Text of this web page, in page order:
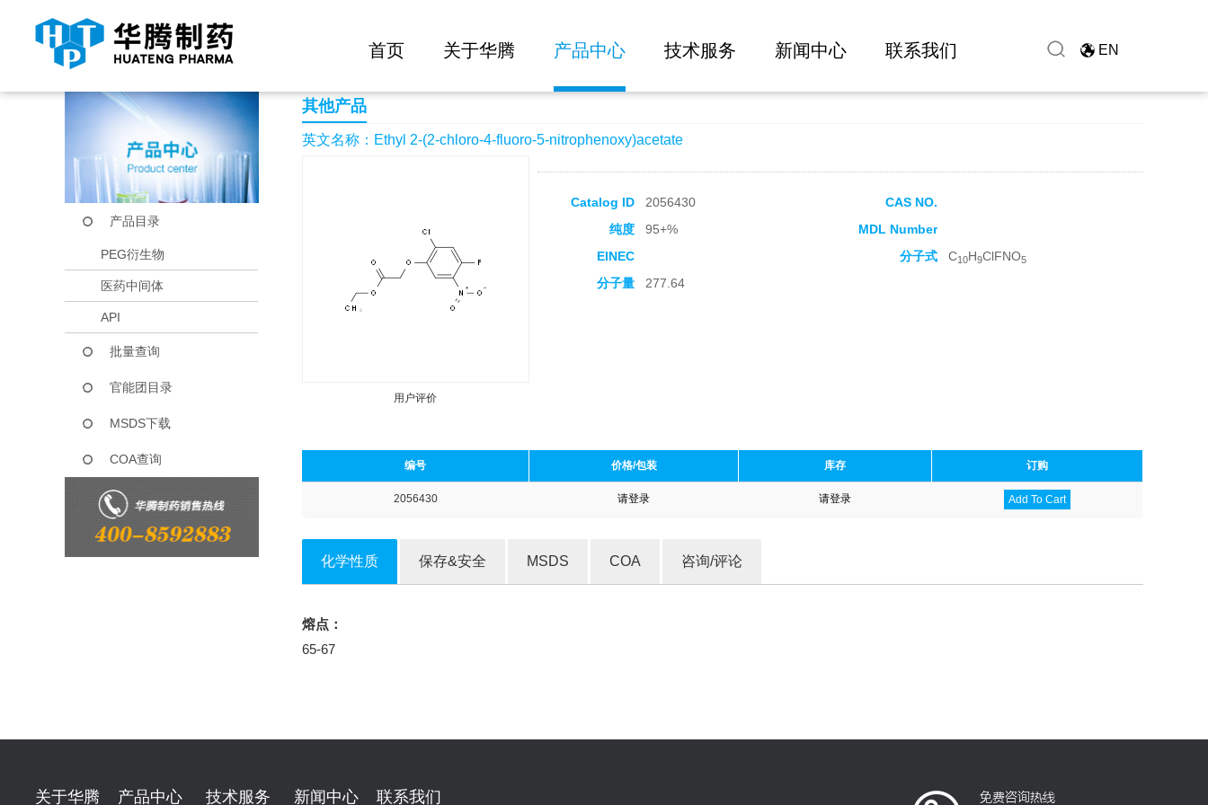
首页 关于华腾 产品中心 技术服务 新闻中心 联系我们 EN
当前位置： 首页 产品中心 Ethyl 2-(2-chloro-4-fluoro-5-nitrophenoxy)acetate
产品目录
PEG衍生物
医药中间体
API
批量查询
官能团目录
MSDS下载
COA查询
其他产品
英文名称：Ethyl 2-(2-chloro-4-fluoro-5-nitrophenoxy)acetate
用户评价
Catalog ID 2056430
CAS NO.
纯度
95+%
MDL Number
EINEC
分子式 C10H9ClFNO5
分子量 277.64
编号 价格/包装 库存 订购
2056430 请登录 请登录 Add To Cart
化学性质 保存&安全 MSDS COA 咨询/评论
熔点：
65-67
关于华腾 产品中心 技术服务 新闻中心 联系我们